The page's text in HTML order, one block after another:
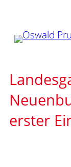
springen
erster